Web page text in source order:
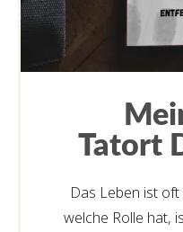
Tatort
Das Leben ist
welche Rolle hat,